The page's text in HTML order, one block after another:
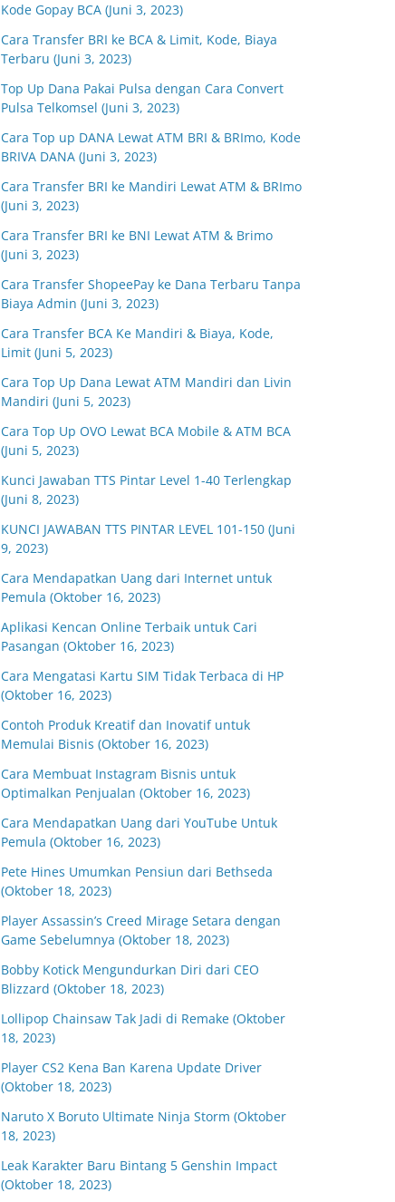
Kode Gopay BCA (Juni 3, 2023)
Cara Transfer BRI ke BCA & Limit, Kode, Biaya
Terbaru (Juni 3, 2023)
Top Up Dana Pakai Pulsa dengan Cara Convert
Pulsa Telkomsel (Juni 3, 2023)
Cara Top up DANA Lewat ATM BRI & BRImo, Kode
BRIVA DANA (Juni 3, 2023)
Cara Transfer BRI ke Mandiri Lewat ATM & BRImo
(Juni 3, 2023)
Cara Transfer BRI ke BNI Lewat ATM & Brimo
(Juni 3, 2023)
Cara Transfer ShopeePay ke Dana Terbaru Tanpa
Biaya Admin (Juni 3, 2023)
Cara Transfer BCA Ke Mandiri & Biaya, Kode,
Limit (Juni 5, 2023)
Cara Top Up Dana Lewat ATM Mandiri dan Livin
Mandiri (Juni 5, 2023)
Cara Top Up OVO Lewat BCA Mobile & ATM BCA
(Juni 5, 2023)
Kunci Jawaban TTS Pintar Level 1-40 Terlengkap
(Juni 8, 2023)
KUNCI JAWABAN TTS PINTAR LEVEL 101-150 (Juni
9, 2023)
Cara Mendapatkan Uang dari Internet untuk
Pemula (Oktober 16, 2023)
Aplikasi Kencan Online Terbaik untuk Cari
Pasangan (Oktober 16, 2023)
Cara Mengatasi Kartu SIM Tidak Terbaca di HP
(Oktober 16, 2023)
Contoh Produk Kreatif dan Inovatif untuk
Memulai Bisnis (Oktober 16, 2023)
Cara Membuat Instagram Bisnis untuk
Optimalkan Penjualan (Oktober 16, 2023)
Cara Mendapatkan Uang dari YouTube Untuk
Pemula (Oktober 16, 2023)
Pete Hines Umumkan Pensiun dari Bethseda
(Oktober 18, 2023)
Player Assassin’s Creed Mirage Setara dengan
Game Sebelumnya (Oktober 18, 2023)
Bobby Kotick Mengundurkan Diri dari CEO
Blizzard (Oktober 18, 2023)
Lollipop Chainsaw Tak Jadi di Remake (Oktober
18, 2023)
Player CS2 Kena Ban Karena Update Driver
(Oktober 18, 2023)
Naruto X Boruto Ultimate Ninja Storm (Oktober
18, 2023)
Leak Karakter Baru Bintang 5 Genshin Impact
(Oktober 18, 2023)